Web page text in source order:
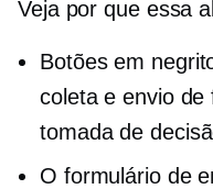
Veja por que essa
Botões em
coleta e envio de
tomada de
O formulário de